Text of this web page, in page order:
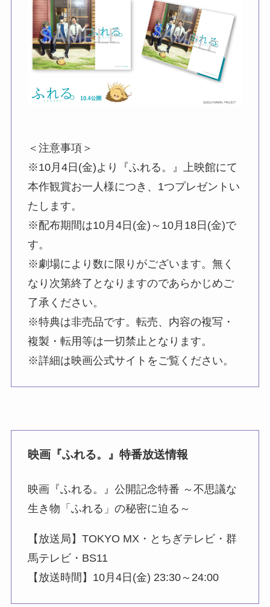
＜注意事項＞
※10月4日(金)より『ふれる。』上映館にて
本作観賞お一人様につき、1つプレゼントい
たします。
※配布期間は10月4日(金)～10月18日(金)で
す。
※劇場により数に限りがございます。無く
なり次第終了となりますのであらかじめご
了承ください。
※特典は非売品です。転売、内容の複写・
複製・転用等は一切禁止となります。
※詳細は映画公式サイトをご覧ください。
映画『ふれる。』特番放送情報
映画『ふれる。』公開記念特番 ～不思議な
生き物「ふれる」の秘密に迫る～
【放送局】TOKYO MX・とちぎテレビ・群
馬テレビ・BS11
【放送時間】10月4日(金) 23:30～24:00